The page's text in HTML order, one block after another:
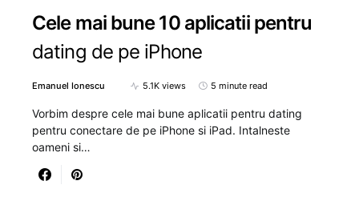
Cele mai bune 10 aplicatii pentru
dating de pe iPhone
Emanuel Ionescu 5.1K views 5 minute read
Vorbim despre cele mai bune aplicatii pentru dating
pentru conectare de pe iPhone si iPad. Intalneste
oameni si…